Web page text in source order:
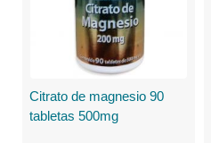
Citrato de magnesio 90
tabletas 500mg